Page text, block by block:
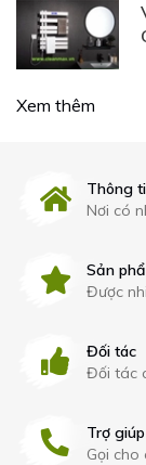
Xem thêm
Thông
Nơi có
Sản
Được
Đối tác
Đối tác
Trợ giúp
Gọi